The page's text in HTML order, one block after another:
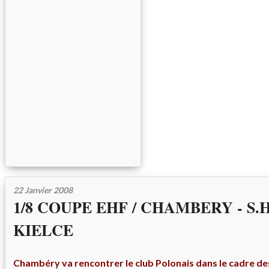
22 Janvier 2008
1/8 COUPE EHF / CHAMBERY -
KIELCE
Chambéry va rencontrer le club Polonais dans le cadre